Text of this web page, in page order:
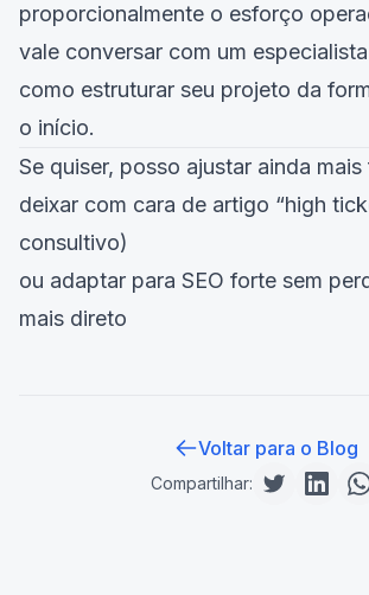
proporcionalmente o esforço
vale conversar com um
como estruturar seu projeto da
o início.
Se quiser, posso ajustar ainda mais
deixar com cara de artigo “high
consultivo)
ou adaptar para SEO forte sem
mais direto
Voltar para o Blog
Compartilhar: